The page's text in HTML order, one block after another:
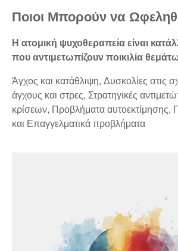
Ποιοι Μπορούν να
Η ατομική ψυχοθεραπεία είναι
που αντιμετωπίζουν ποικιλία
Άγχος και κατάθλιψη, Δυσκολίες στις
άγχους και στρες, Στρατηγικές
κρίσεων, Προβλήματα
και Eπαγγελματικά προβλήματα